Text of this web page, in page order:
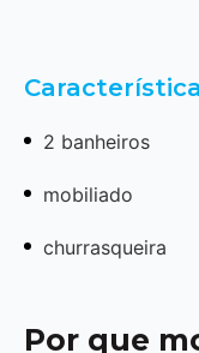
2 banheiros
mobiliado
churrasqueira
Por que